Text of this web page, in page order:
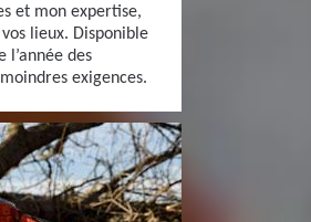
et mon expertise,
lieux. Disponible
l’année des
exigences.